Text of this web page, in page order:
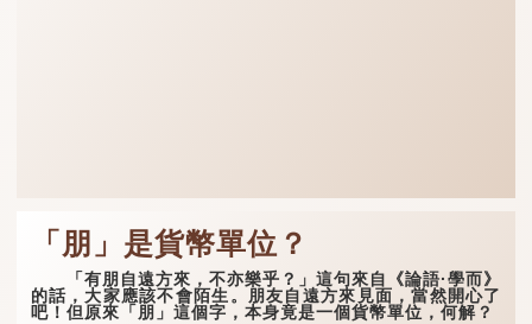
「朋」是貨幣單位？
「有朋自遠方來，不亦樂乎？」這句來自《論語·學而》
的話，大家應該不會陌生。朋友自遠方來見面，當然開心了
吧！但原來「朋」這個字，本身竟是一個貨幣單位，何解？